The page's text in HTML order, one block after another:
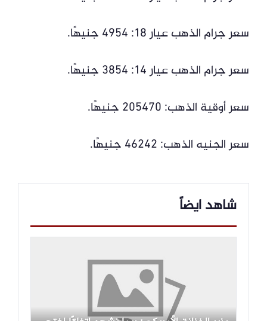
سعر جرام الذهب عيار 18: 4954 جنيهًا.
سعر جرام الذهب عيار 14: 3854 جنيهًا.
سعر أوقية الذهب: 205470 جنيهًا.
سعر الجنيه الذهب: 46242 جنيهًا.
شاهد ايضاً